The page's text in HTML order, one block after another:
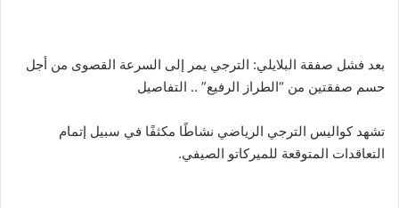
بعد فشل صفقة البلايلي: الترجي يمر إلى السرعة القصوى من أجل
حسم صفقتين من “الطراز الرفيع” .. التفاصيل
تشهد كواليس الترجي الرياضي نشاطًا مكثفًا في سبيل إتمام
التعاقدات المتوقعة للميركاتو الصيفي.